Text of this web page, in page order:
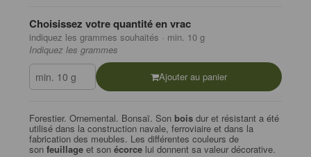
Choisissez votre quantité en vrac
indiquez les grammes souhaités · min. 10 g
Indiquez les grammes
Ajouter au panier
Forestier. Ornemental. Bonsaï. Sonbois dur et résistant a été
utilisé dans la construction navale, ferroviaire et dans la
fabrication des meubles. Les différentes couleurs de
sonfeuillage et sonécorce lui donnent sa valeur décorative.